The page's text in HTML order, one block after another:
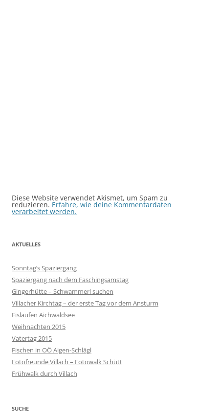
Diese Website verwendet Akismet, um Spam zu
reduzieren. Erfahre, wie deine Kommentardaten
verarbeitet werden.
AKTUELLES
Sonntag’s Spaziergang
Spaziergang nach dem Faschingsamstag
Gingerhütte – Schwammerl suchen
Villacher Kirchtag – der erste Tag vor dem Ansturm
Eislaufen Aichwaldsee
Weihnachten 2015
Vatertag 2015
Fischen in OÖ Aigen-Schlägl
Fotofreunde Villach – Fotowalk Schütt
Frühwalk durch Villach
SUCHE